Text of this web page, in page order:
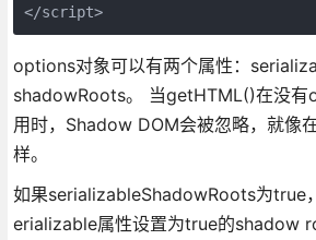
</script>
options对象可以有两个属性：
shadowRoots。 当getHTML()在没有
用时，Shadow DOM会被忽略，就像
样。
如果serializableShadowRoots为true
erializable属性设置为true的shadow